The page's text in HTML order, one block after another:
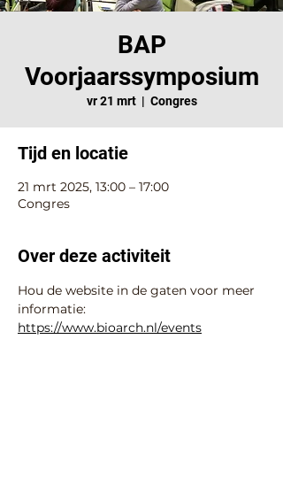
BAP
Voorjaarssymposium
vr 21 mrt
  |
Congres
Tijd en locatie
21 mrt 2025, 13:00 – 17:00
Congres
Over deze activiteit
Hou de website in de gaten voor meer
informatie:
https://www.bioarch.nl/events